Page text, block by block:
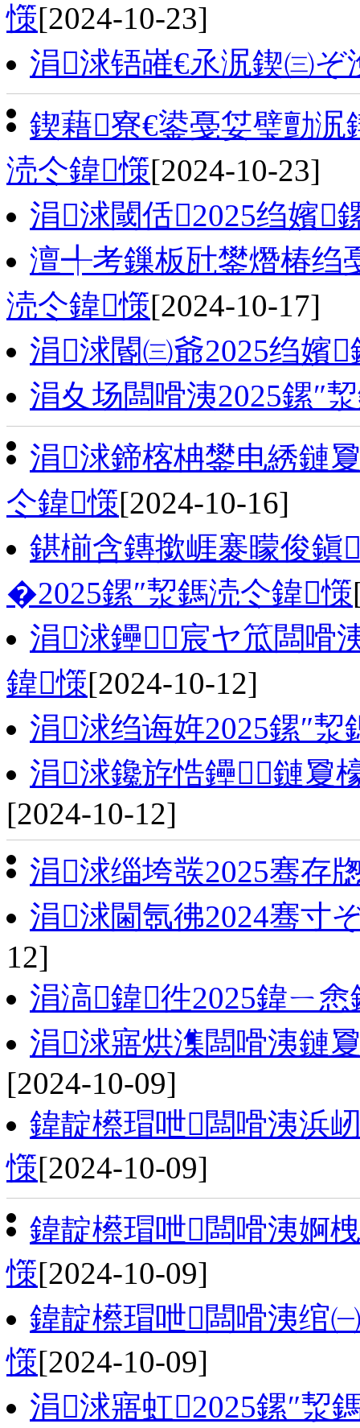
憡[2024-10-23]
涓浗铻嶉€氶泦鍥㈢
鍥藉寮€鍙戞姇璧勯
涜仒鍏憡[2024-10-23]
涓浗閾佸2025绉嬪
澶╃考鏁板瓧鐢熸椿绉
涜仒鍏憡[2024-10-17]
涓浗閽㈢爺2025绉嬪
涓夊场闆嗗洟2025鏍″
涓浗鍗楁柟鐢电綉鏈
仒鍏憡[2024-10-16]
鍖椾含鏄撳崕褰曚俊鎭
�2025鏍″洯鎷涜仒鍏憡
涓浗鑸┖宸ヤ笟闆嗗
鍏憡[2024-10-12]
涓浗绉诲姩2025鏍″洯
涓浗鑱斿悎鑸┖鏈夐
[2024-10-12]
涓浗缁垮彂2025骞存
涓浗閫氬彿2024骞寸
12]
涓滈鍏徃2025鍏ㄧ
涓浗寤烘潗闆嗗洟鏈
[2024-10-09]
鍏靛櫒瑁呭闆嗗洟浜
憡[2024-10-09]
鍏靛櫒瑁呭闆嗗洟婀
憡[2024-10-09]
鍏靛櫒瑁呭闆嗗洟绾
憡[2024-10-09]
涓浗寤虹2025鏍″洯